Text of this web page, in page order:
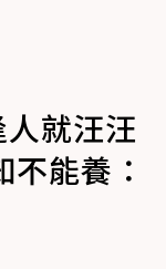
就汪汪
能養：